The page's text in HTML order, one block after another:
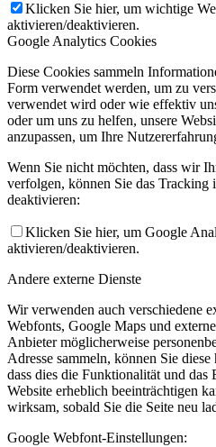
Klicken Sie hier, um wichtige
aktivieren/deaktivieren.
Google Analytics Cookies
Diese Cookies sammeln
Form verwendet werden, um zu
verwendet wird oder wie effektiv
oder um uns zu helfen, unsere
anzupassen, um Ihre
Wenn Sie nicht möchten, dass wir
verfolgen, können Sie das Tracking
deaktivieren:
Klicken Sie hier, um Google
aktivieren/deaktivieren.
Andere externe Dienste
Wir verwenden auch verschiedene
Webfonts, Google Maps und
Anbieter möglicherweise
Adresse sammeln, können Sie
dass dies die Funktionalität und das
Website erheblich beeinträchtigen
wirksam, sobald Sie die Seite neu
Google Webfont-Einstellungen: